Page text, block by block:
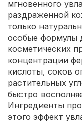
мгновенного
раздраженной
только
особые формулы
косметических
концентрации
кислоты, соков
растительных
быстро
Ингредиенты
этого эффект